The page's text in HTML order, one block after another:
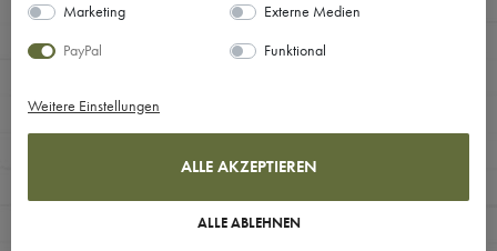
Marketing
Externe Medien
PayPal
Funktional
Weitere Einstellungen
ALLE AKZEPTIEREN
ALLE ABLEHNEN